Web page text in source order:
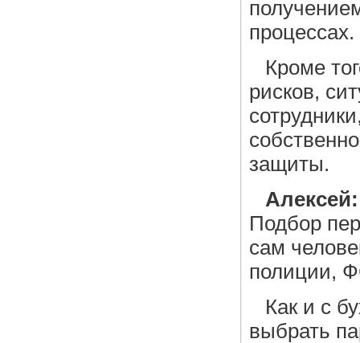
процессах.
Кроме
рисков,
защиты.
Алексей:
Подбор
сам
полиции,
Как и с
выбрать